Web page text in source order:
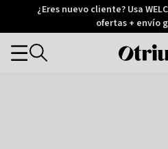
Otrium
Trustpilot
¿Eres nuevo cliente? Usa
ofertas + envío
Categories